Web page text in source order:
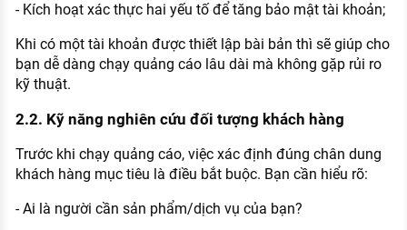
- Kích hoạt xác thực hai yếu tố để tăng bảo mật tài khoản;
Khi có một tài khoản được thiết lập bài bản thì sẽ giúp cho
bạn dễ dàng chạy quảng cáo lâu dài mà không gặp rủi ro
kỹ thuật.
2.2. Kỹ năng nghiên cứu đối tượng khách hàng
Trước khi chạy quảng cáo, việc xác định đúng chân dung
khách hàng mục tiêu là điều bắt buộc. Bạn cần hiểu rõ:
- Ai là người cần sản phẩm/dịch vụ của bạn?